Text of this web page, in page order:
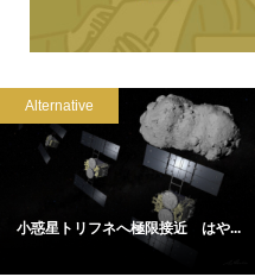
Alternative
小惑星トリフネへ極限接近 はや...